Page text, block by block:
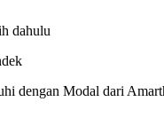
dahulu
dengan Modal dari